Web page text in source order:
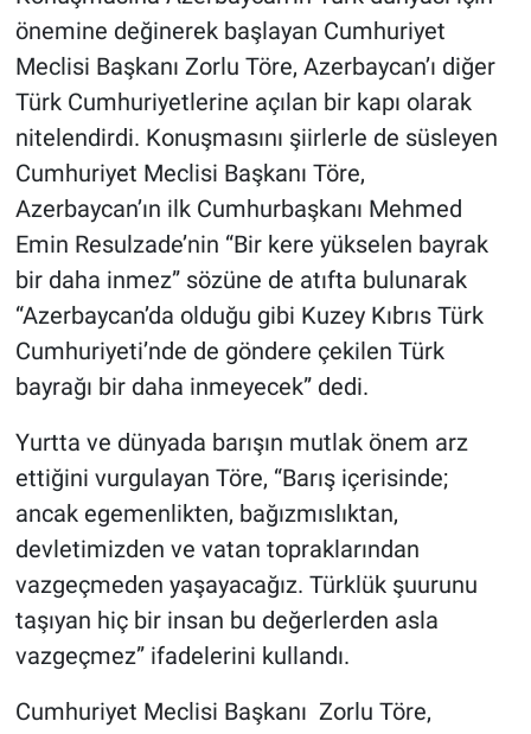
önemine değinerek başlayan Cumhuriyet
Meclisi Başkanı Zorlu Töre, Azerbaycan’ı diğer
Türk Cumhuriyetlerine açılan bir kapı olarak
nitelendirdi. Konuşmasını şiirlerle de süsleyen
Cumhuriyet Meclisi Başkanı Töre,
Azerbaycan’ın ilk Cumhurbaşkanı Mehmed
Emin Resulzade’nin “Bir kere yükselen bayrak
bir daha inmez” sözüne de atıfta bulunarak
“Azerbaycan’da olduğu gibi Kuzey Kıbrıs Türk
Cumhuriyeti’nde de göndere çekilen Türk
bayrağı bir daha inmeyecek” dedi.
Yurtta ve dünyada barışın mutlak önem arz
ettiğini vurgulayan Töre, “Barış içerisinde;
ancak egemenlikten, bağızmıslıktan,
devletimizden ve vatan topraklarından
vazgeçmeden yaşayacağız. Türklük şuurunu
taşıyan hiç bir insan bu değerlerden asla
vazgeçmez” ifadelerini kullandı.
Cumhuriyet Meclisi Başkanı Zorlu Töre,